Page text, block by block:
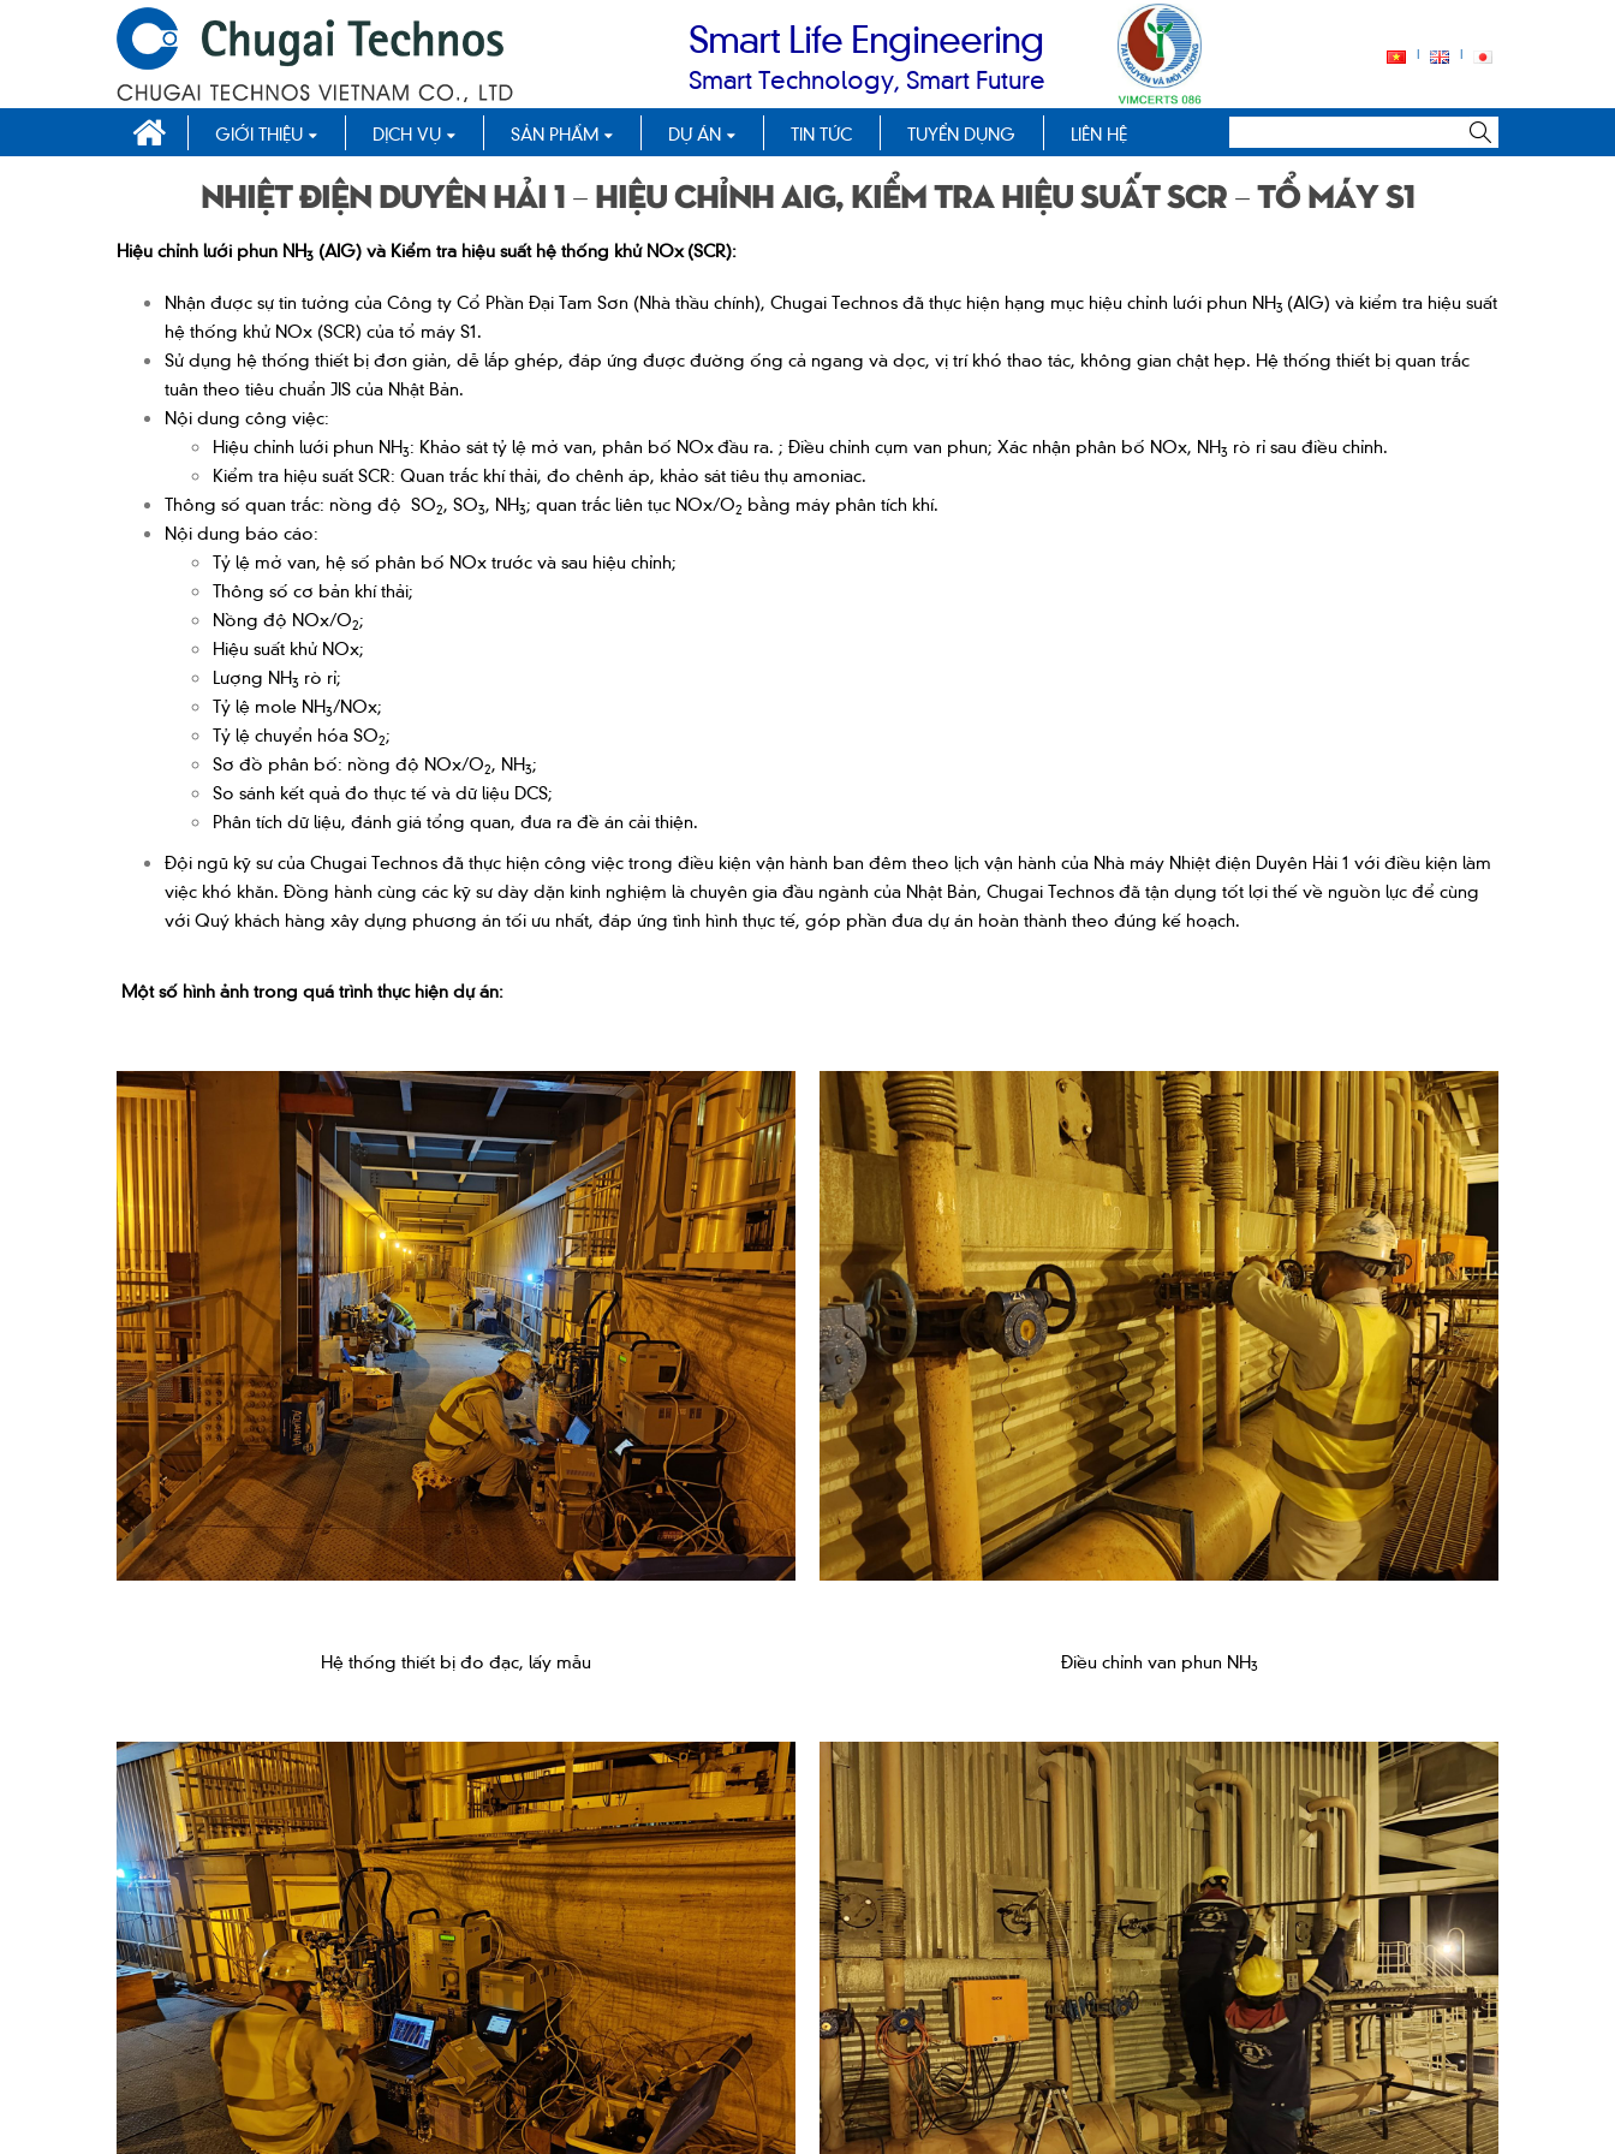
Smart Life Engineering
Smart Technology, Smart Future
GIỚI THIỆU DỊCH VỤ SẢN PHẨM DỰ ÁN TIN TỨC TUYỂN DỤNG LIÊN HỆ
Nhiệt điện Duyên Hải 1 – Hiệu chỉnh AIG, Kiểm tra hiệu suất SCR – Tổ máy S1
Hiệu chỉnh lưới phun NH3 (AIG) và Kiểm tra hiệu suất hệ thống khử NOx (SCR):
Nhận được sự tin tưởng của Công ty Cổ Phần Đại Tam Sơn (Nhà thầu chính), Chugai Technos đã thực hiện hạng mục hiệu chỉnh lưới phun NH3 (AIG) và kiểm tra hiệu suất
hệ thống khử NOx (SCR) của tổ máy S1.
Sử dụng hệ thống thiết bị đơn giản, dễ lắp ghép, đáp ứng được đường ống cả ngang và dọc, vị trí khó thao tác, không gian chật hẹp. Hệ thống thiết bị quan trắc
tuân theo tiêu chuẩn JIS của Nhật Bản.
Nội dung công việc:
Hiệu chỉnh lưới phun NH3: Khảo sát tỷ lệ mở van, phân bố NOxđầu ra. ; Điều chỉnh cụm van phun; Xác nhận phân bố NOx, NH3 rò rỉ sau điều chỉnh.
Kiểm tra hiệu suất SCR: Quan trắc khí thải, đo chênh áp, khảo sát tiêu thụ amoniac.
Thông số quan trắc: nồng độ SO2, SO3, NH3; quan trắc liên tục NOx/O2 bằng máy phân tích khí.
Nội dung báo cáo:
Tỷ lệ mở van, hệ số phân bố NOx trước và sau hiệu chỉnh;
Thông số cơ bản khí thải;
Nồng độ NOx/O2;
Hiệu suất khử NOx;
Lượng NH3 rò rỉ;
Tỷ lệ mole NH3/NOx;
Tỷ lệ chuyển hóa SO2;
Sơ đồ phân bố: nồng độ NOx/O2, NH3;
So sánh kết quả đo thực tế và dữ liệu DCS;
Phân tích dữ liệu, đánh giá tổng quan, đưa ra đề án cải thiện.
Đội ngũ kỹ sư của Chugai Technos đã thực hiện công việc trong điều kiện vận hành ban đêm theo lịch vận hành của Nhà máy Nhiệt điện Duyên Hải 1 với điều kiện làm
việc khó khăn. Đồng hành cùng các kỹ sư dày dặn kinh nghiệm là chuyên gia đầu ngành của Nhật Bản, Chugai Technos đã tận dụng tốt lợi thế về nguồn lực để cùng
với Quý khách hàng xây dựng phương án tối ưu nhất, đáp ứng tình hình thực tế, góp phần đưa dự án hoàn thành theo đúng kế hoạch.
Một số hình ảnh trong quá trình thực hiện dự án:
Hệ thống thiết bị đo đạc, lấy mẫu Điều chỉnh van phun NH3